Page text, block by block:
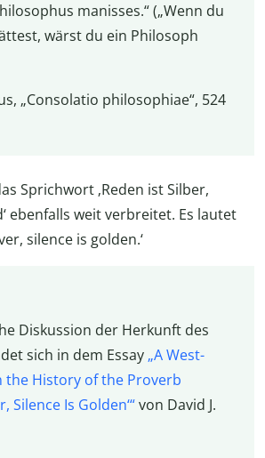
manisses.“ („Wenn du
wärst du ein Philosoph
„Consolatio philosophiae“, 524
Sprichwort ‚Reden ist Silber,
ebenfalls weit verbreitet. Es lautet
silence is golden.‘
Diskussion der Herkunft des
sich in dem Essay „A West-
the History of the Proverb
Silence Is Golden‘“von David J.